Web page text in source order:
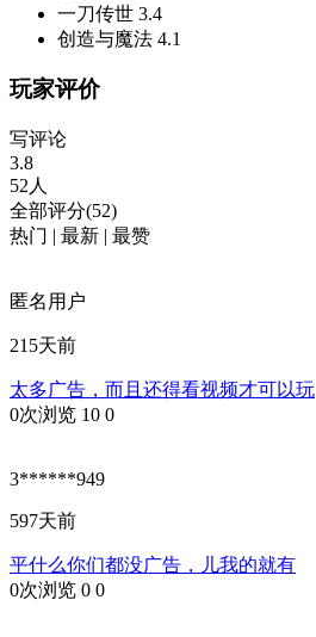
一刀传世 3.4
创造与魔法 4.1
玩家评价
写评论
3.8
52人
全部评分(52)
热门 | 最新 | 最赞
匿名用户
215天前
太多广告，而且还得看视频才可以玩
0次浏览 10 0
3******949
597天前
平什么你们都没广告，儿我的就有
0次浏览 0 0